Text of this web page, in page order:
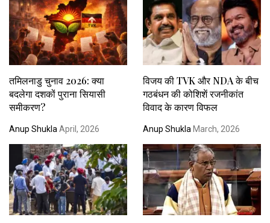
तमिलनाडु चुनाव 2026: क्या
बदलेगा दशकों पुराना सियासी
समीकरण?
Anup Shukla April, 2026
विजय की TVK और NDA के बीच
गठबंधन की कोशिशें रजनीकांत
विवाद के कारण विफल
Anup Shukla March, 2026